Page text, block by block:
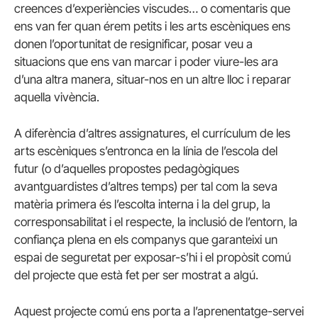
creences d’experiències viscudes… o comentaris que
ens van fer quan érem petits i les arts escèniques ens
donen l’oportunitat de resignificar, posar veu a
situacions que ens van marcar i poder viure-les ara
d’una altra manera, situar-nos en un altre lloc i reparar
aquella vivència.
A diferència d’altres assignatures, el currículum de les
arts escèniques s’entronca en la línia de l’escola del
futur (o d’aquelles propostes pedagògiques
avantguardistes d’altres temps) per tal com la seva
matèria primera és l’escolta interna i la del grup, la
corresponsabilitat i el respecte, la inclusió de l’entorn, la
confiança plena en els companys que garanteixi un
espai de seguretat per exposar-s’hi i el propòsit comú
del projecte que està fet per ser mostrat a algú.
Aquest projecte comú ens porta a l’aprenentatge-servei